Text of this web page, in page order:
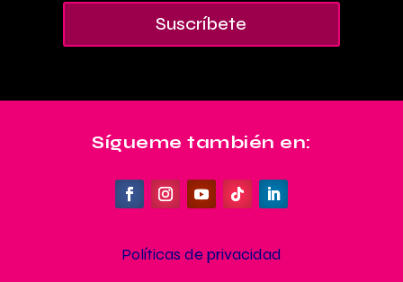
Suscríbete
Sígueme también en:
Políticas de privacidad